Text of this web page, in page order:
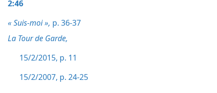
2:46
« Suis-moi », p. 36-37
La Tour de Garde,
15/2/2015, p. 11
15/2/2007, p. 24-25